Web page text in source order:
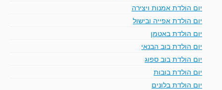
יום הולדת אמנות ויצירה
יום הולדת אפייה ובישול
יום הולדת באטמן
יום הולדת בוב הבנאי
יום הולדת בוב ספוג
יום הולדת בובות
יום הולדת בלונים